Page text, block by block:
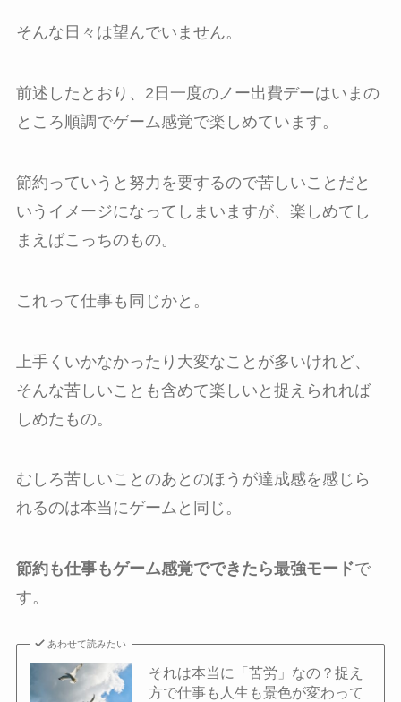
そんな日々は望んでいません。
前述したとおり、2日一度のノー出費デーはいまの
ところ順調でゲーム感覚で楽しめています。
節約っていうと努力を要するので苦しいことだと
いうイメージになってしまいますが、楽しめてし
まえばこっちのもの。
これって仕事も同じかと。
上手くいかなかったり大変なことが多いけれど、
そんな苦しいことも含めて楽しいと捉えられれば
しめたもの。
むしろ苦しいことのあとのほうが達成感を感じら
れるのは本当にゲームと同じ。
節約も仕事もゲーム感覚でできたら最強モードで
す。
あわせて読みたい
それは本当に「苦労」なの？捉え
方で仕事も人生も景色が変わって